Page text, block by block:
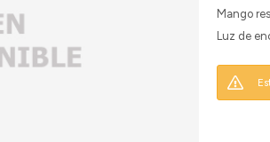
Mango
Luz de